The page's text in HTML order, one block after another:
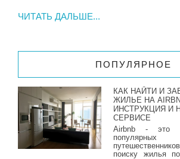
ЧИТАТЬ ДАЛЬШЕ...
ПОПУЛЯРНОЕ
КАК НАЙТИ И
ЖИЛЬЕ НА
ИНСТРУКЦИЯ И
СЕРВИСЕ
Airbnb - это
поиску жилья